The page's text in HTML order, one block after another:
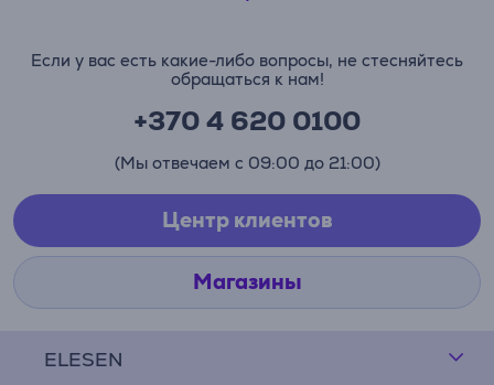
ELESEN
Если у вас есть какие-либо вопросы, не стесняйтесь
обращаться к нам!
+370 4 620 0100
(Мы отвечаем с 09:00 до 21:00)
Центр клиентов
Магазины